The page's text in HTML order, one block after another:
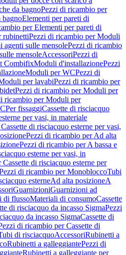
da bagnoPezzi di ricambio per
bagnoElementi per pareti di
per Elementi per pareti di
rubinettiPezzi di ricambio per Moduli
agenti sulle mensolePezzi di ricambio
mensoleAccessoriPezzi di
CombifixModuli d'installazionePezzi
Moduli per WCPezzi di
per lavabiPezzi di ricambio per
Pezzi di ricambio per Moduli per
ricambio per Moduli per
Per fissaggiCassette di risciacquo
per vasi, in materiale
di risciacquo esterne per vasi,
Pezzi di ricambio per Ad alta
Pezzi di ricambio per A bassa e
esterne per vasi, in
di risciacquo esterne per
di ricambio per MonobloccoTubi
esterneAd alta posizioneA
GuarnizioniGuarnizioni ad
di flussoMateriali di consumoCassette
di risciacquo da incasso SigmaPezzi
da incasso SigmaCassette di
di ricambio per Cassette di
di risciacquoAccessoriRubinetti a
Rubinetti a galleggiantePezzi di
Rubinetti a galleggiante per